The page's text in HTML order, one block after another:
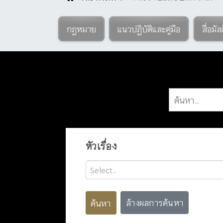
กฎหมาย แนวปฏิบัติและคู่มือ สื่อมัล
หัวเรื่อง
Select..
ค้นหา ล้างผลการค้นหา